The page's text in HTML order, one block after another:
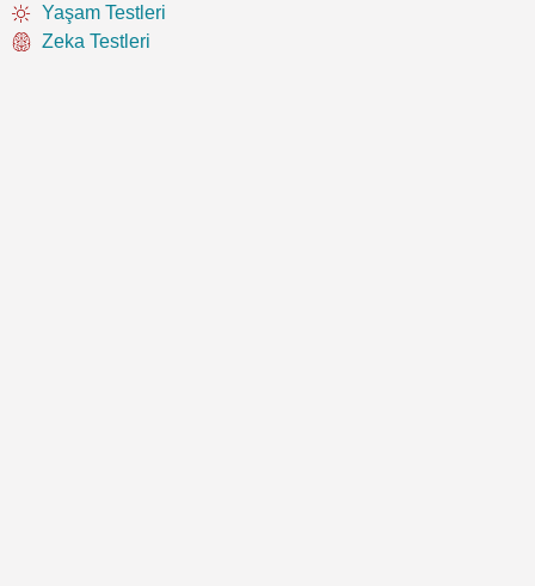
Yaşam Testleri
Zeka Testleri